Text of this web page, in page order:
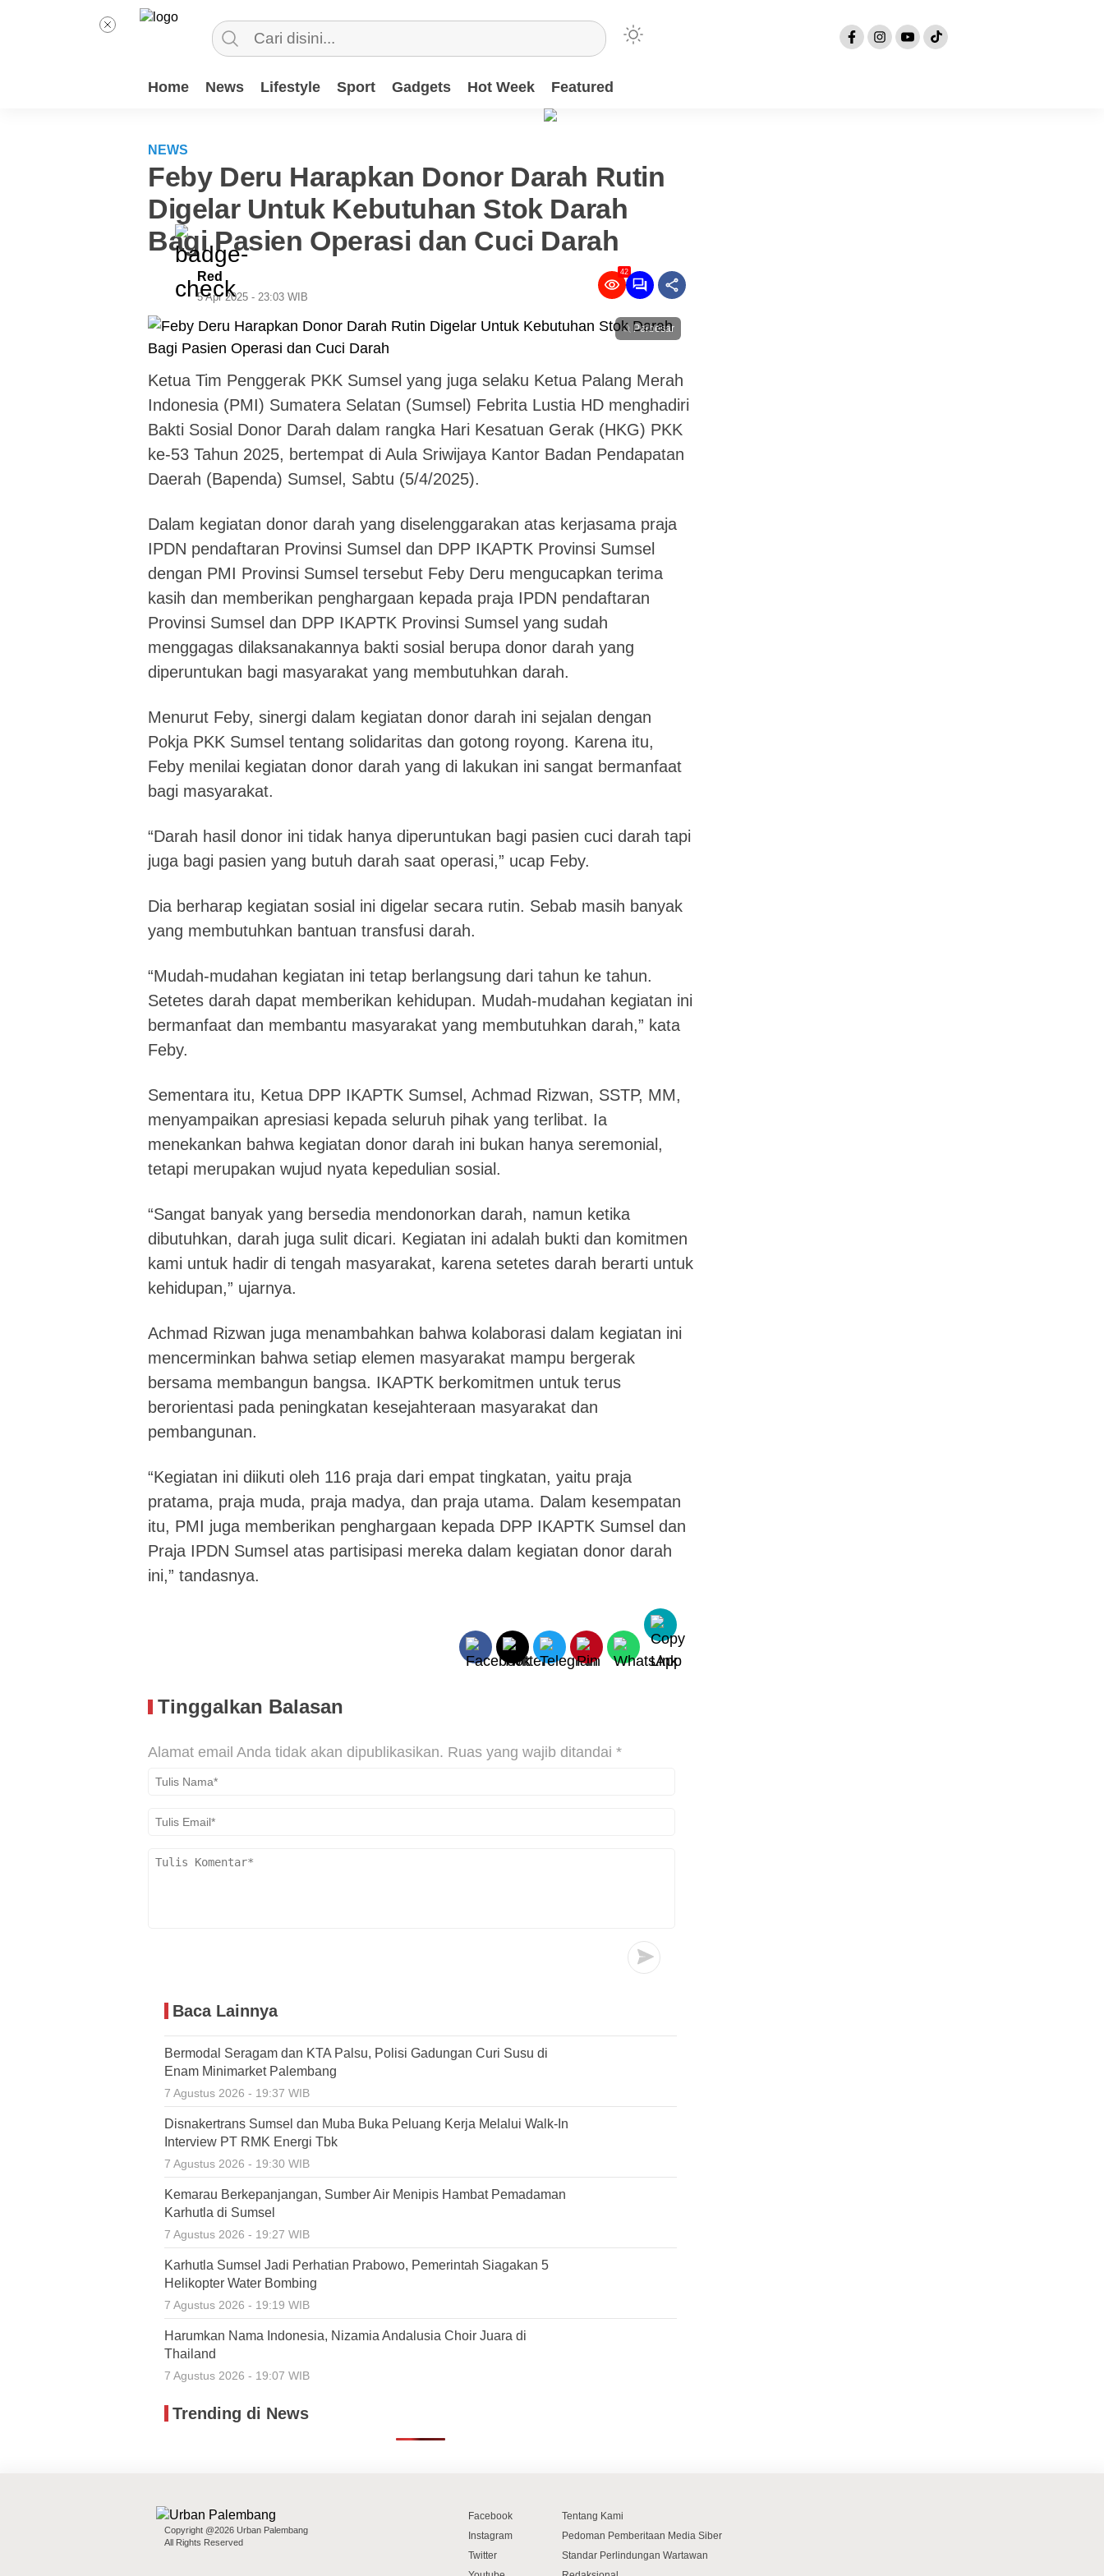
Home News Lifestyle Sport Gadgets Hot Week Featured
NEWS
Feby Deru Harapkan Donor Darah Rutin
Digelar Untuk Kebutuhan Stok Darah
Bagi Pasien Operasi dan Cuci Darah
Red
5 Apr 2025 - 23:03 WIB
42
Perbesar
Ketua Tim Penggerak PKK Sumsel yang juga selaku Ketua Palang Merah
Indonesia (PMI) Sumatera Selatan (Sumsel) Febrita Lustia HD menghadiri
Bakti Sosial Donor Darah dalam rangka Hari Kesatuan Gerak (HKG) PKK
ke-53 Tahun 2025, bertempat di Aula Sriwijaya Kantor Badan Pendapatan
Daerah (Bapenda) Sumsel, Sabtu (5/4/2025).
Dalam kegiatan donor darah yang diselenggarakan atas kerjasama praja
IPDN pendaftaran Provinsi Sumsel dan DPP IKAPTK Provinsi Sumsel
dengan PMI Provinsi Sumsel tersebut Feby Deru mengucapkan terima
kasih dan memberikan penghargaan kepada praja IPDN pendaftaran
Provinsi Sumsel dan DPP IKAPTK Provinsi Sumsel yang sudah
menggagas dilaksanakannya bakti sosial berupa donor darah yang
diperuntukan bagi masyarakat yang membutuhkan darah.
Menurut Feby, sinergi dalam kegiatan donor darah ini sejalan dengan
Pokja PKK Sumsel tentang solidaritas dan gotong royong. Karena itu,
Feby menilai kegiatan donor darah yang di lakukan ini sangat bermanfaat
bagi masyarakat.
“Darah hasil donor ini tidak hanya diperuntukan bagi pasien cuci darah tapi
juga bagi pasien yang butuh darah saat operasi,” ucap Feby.
Dia berharap kegiatan sosial ini digelar secara rutin. Sebab masih banyak
yang membutuhkan bantuan transfusi darah.
“Mudah-mudahan kegiatan ini tetap berlangsung dari tahun ke tahun.
Setetes darah dapat memberikan kehidupan. Mudah-mudahan kegiatan ini
bermanfaat dan membantu masyarakat yang membutuhkan darah,” kata
Feby.
Sementara itu, Ketua DPP IKAPTK Sumsel, Achmad Rizwan, SSTP, MM,
menyampaikan apresiasi kepada seluruh pihak yang terlibat. Ia
menekankan bahwa kegiatan donor darah ini bukan hanya seremonial,
tetapi merupakan wujud nyata kepedulian sosial.
“Sangat banyak yang bersedia mendonorkan darah, namun ketika
dibutuhkan, darah juga sulit dicari. Kegiatan ini adalah bukti dan komitmen
kami untuk hadir di tengah masyarakat, karena setetes darah berarti untuk
kehidupan,” ujarnya.
Achmad Rizwan juga menambahkan bahwa kolaborasi dalam kegiatan ini
mencerminkan bahwa setiap elemen masyarakat mampu bergerak
bersama membangun bangsa. IKAPTK berkomitmen untuk terus
berorientasi pada peningkatan kesejahteraan masyarakat dan
pembangunan.
“Kegiatan ini diikuti oleh 116 praja dari empat tingkatan, yaitu praja
pratama, praja muda, praja madya, dan praja utama. Dalam kesempatan
itu, PMI juga memberikan penghargaan kepada DPP IKAPTK Sumsel dan
Praja IPDN Sumsel atas partisipasi mereka dalam kegiatan donor darah
ini,” tandasnya.
Tinggalkan Balasan
Alamat email Anda tidak akan dipublikasikan. Ruas yang wajib ditandai *
Baca Lainnya
Bermodal Seragam dan KTA Palsu, Polisi Gadungan Curi Susu di
Enam Minimarket Palembang
7 Agustus 2026 - 19:37 WIB
Disnakertrans Sumsel dan Muba Buka Peluang Kerja Melalui Walk-In
Interview PT RMK Energi Tbk
7 Agustus 2026 - 19:30 WIB
Kemarau Berkepanjangan, Sumber Air Menipis Hambat Pemadaman
Karhutla di Sumsel
7 Agustus 2026 - 19:27 WIB
Karhutla Sumsel Jadi Perhatian Prabowo, Pemerintah Siagakan 5
Helikopter Water Bombing
7 Agustus 2026 - 19:19 WIB
Harumkan Nama Indonesia, Nizamia Andalusia Choir Juara di
Thailand
7 Agustus 2026 - 19:07 WIB
Trending di News
Copyright @2026 Urban Palembang
All Rights Reserved
Facebook
Instagram
Twitter
Tentang Kami
Pedoman Pemberitaan Media Siber
Standar Perlindungan Wartawan